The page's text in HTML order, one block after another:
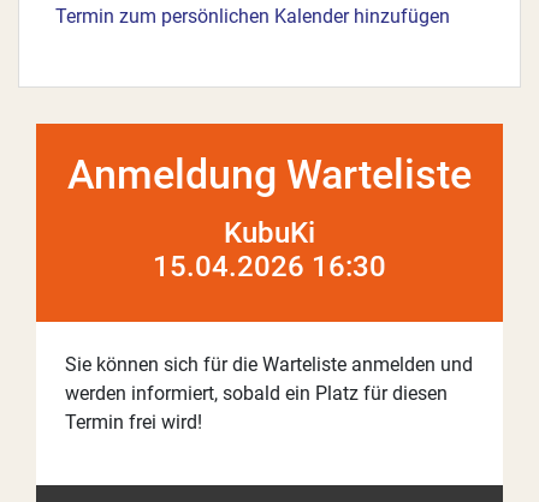
Termin zum persönlichen Kalender hinzufügen
Anmeldung Warteliste
KubuKi
15.04.2026 16:30
Sie können sich für die Warteliste anmelden und
werden informiert, sobald ein Platz für diesen
Termin frei wird!